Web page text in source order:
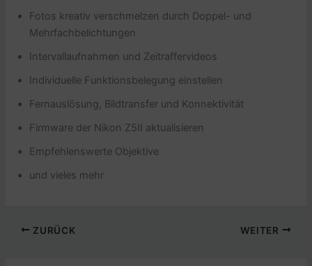
Fotos kreativ verschmelzen durch Doppel- und
Mehrfachbelichtungen
Intervallaufnahmen und Zeitraffervideos
Individuelle Funktionsbelegung einstellen
Fernauslösung, Bildtransfer und Konnektivität
Firmware der Nikon Z5II aktualisieren
Empfehlenswerte Objektive
und vieles mehr
ZURÜCK WEITER